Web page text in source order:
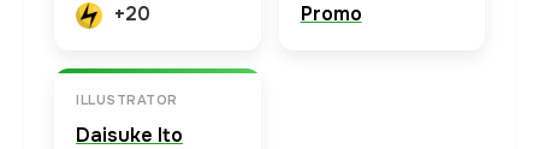
+20 Promo
ILLUSTRATOR
Daisuke Ito